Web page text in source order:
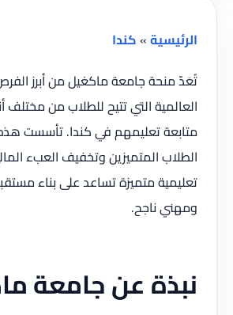
الرئيسية»كندا
تُعَدّ منحة جامعة ماكغيل من أبرز
العالمية التي تتيح للطلاب من مختلف
متابعة تعليمهم في كندا. تأسست
الطلاب المتميزين وتخفيف العبء
تعليمية متميزة تساعد على بناء
ومهني ناجح.
نبذة عن جامعة